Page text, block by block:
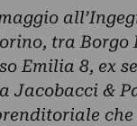
tra
Emilia 8, ex
Jacobacci &